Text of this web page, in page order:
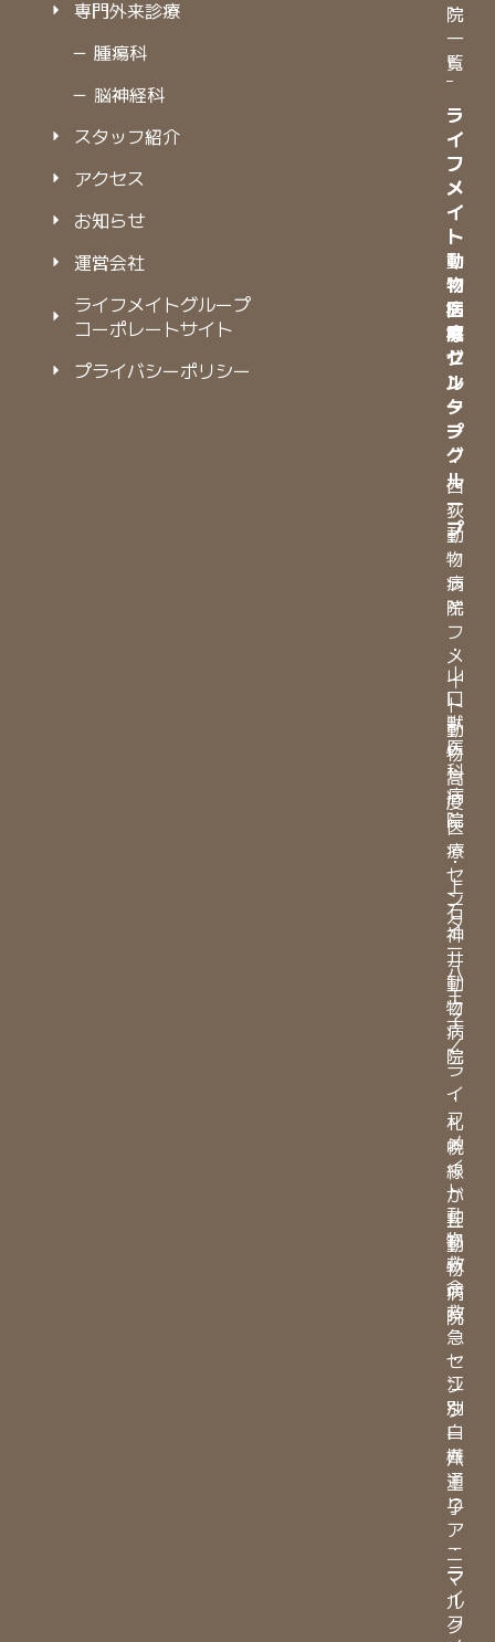
専門外来診療
－ 腫瘍科
－ 脳神経科
スタッフ紹介
アクセス
お知らせ
運営会社
ライフメイトグループ
コーポレートサイト
プライバシーポリシー
院
一
覧
ラ
イ
フ
メ
イ
ト
動
物
病
院
グ
ル
ー
プ
・
西
荻
動
物
病
院
・
山
口
獣
医
科
病
院
・
上
石
神
井
動
物
病
院
・
札
幌
緑
が
丘
動
物
病
院
・
江
別
白
樺
通
り
ア
ニ
マ
ル
ク
ラ
イ
フ
メ
イ
ト
動
物
医
療
セ
ン
タ
ー
グ
ル
ー
プ
・
ラ
イ
フ
メ
イ
ト
動
物
高
度
医
療
セ
ン
タ
ー
八
王
子
／
ラ
イ
フ
メ
イ
ト
動
物
救
命
救
急
セ
ン
タ
ー
八
王
子
・
ラ
イ
フ